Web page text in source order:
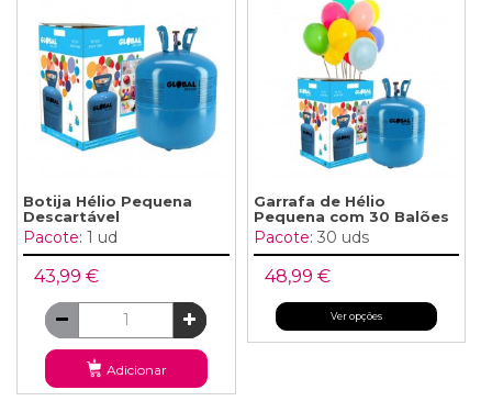
Botija Hélio Pequena
Descartável
Pacote: 1 ud
43,99 €
Adicionar
Garrafa de Hélio
Pequena com 30 Balões
Pacote: 30 uds
48,99 €
Ver opções